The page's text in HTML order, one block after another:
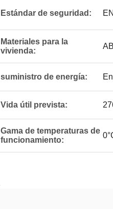
Estándar de seguridad:
Materiales para la
vivienda:
suministro de energía:
Vida útil prevista:
Gama de temperaturas de
funcionamiento: